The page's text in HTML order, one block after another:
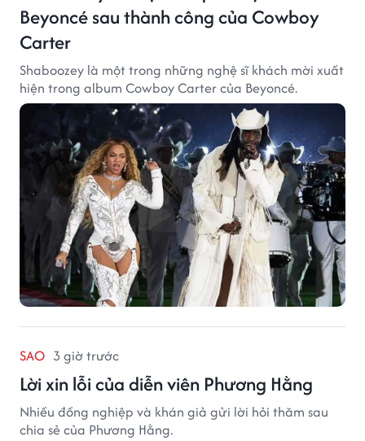
Beyoncé sau thành công của Cowboy
Carter
Shaboozey là một trong những nghệ sĩ khách mời xuất
hiện trong album Cowboy Carter của Beyoncé.
SAO 3 giờ trước
Lời xin lỗi của diễn viên Phương Hằng
Nhiều đồng nghiệp và khán giả gửi lời hỏi thăm sau
chia sẻ của Phương Hằng.